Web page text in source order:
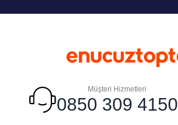
Müşteri Hizmetleri
0850 309 4150